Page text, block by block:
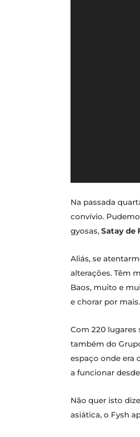
Na passada
convívio.
gyosas, Satay de
Aliás, se
alterações. Têm
Baos, muito e
e chorar por mais.
Com 220 lugares
também do
espaço onde era
a funcionar
Não quer isto
asiática, o Fysh